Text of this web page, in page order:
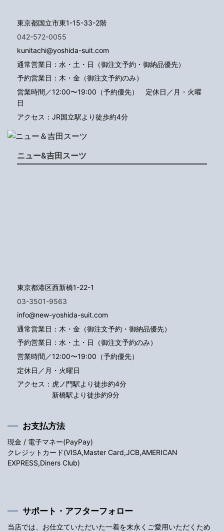
東京都国立市東1-15-33-2階
042-572-0055
kunitachi@yoshida-suit.com
通常営業日：水・土・日（御注文予約・御納品優先）
予約営業日：木・金（御注文予約のみ）
営業時間／12:00〜19:00（予約優先） 定休日／月・火曜
日
アクセス：JR国立駅より徒歩約4分
ニュー&吉田スーツ
東京都港区西新橋1-22-1
03-3501-9563
info@new-yoshida-suit.com
通常営業日：木・金（御注文予約・御納品優先）
予約営業日：水・土・日（御注文予約のみ）
営業時間／12:00〜19:00（予約優先）
定休日／月・火曜日
アクセス： 虎ノ門駅より徒歩約4分
新橋駅より徒歩約9分
お支払方法
現金 / 電子マネー(PayPay)
クレジットカード(VISA,Master Card,JCB,AMERICAN
EXPRESS,Diners Club)
サポート・アフターフォロー
当店では、お仕立ていただいた一着を末永くご愛用いただくため